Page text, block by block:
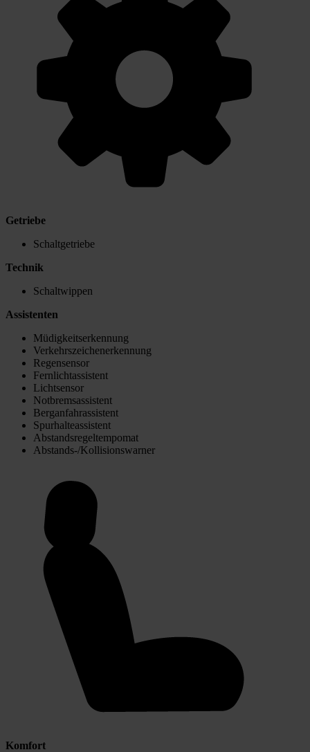
Getriebe
Schaltgetriebe
Technik
Schaltwippen
Assistenten
Müdigkeitserkennung
Verkehrszeichenerkennung
Regensensor
Fernlichtassistent
Lichtsensor
Notbremsassistent
Berganfahrassistent
Spurhalteassistent
Abstandsregeltempomat
Abstands-/Kollisionswarner
Komfort